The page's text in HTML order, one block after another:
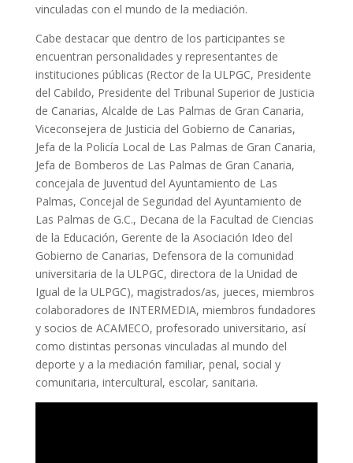
vinculadas con el mundo de la mediación.
Cabe destacar que dentro de los participantes se
encuentran personalidades y representantes de
instituciones públicas (Rector de la ULPGC, Presidente
del Cabildo, Presidente del Tribunal Superior de Justicia
de Canarias, Alcalde de Las Palmas de Gran Canaria,
Viceconsejera de Justicia del Gobierno de Canarias,
Jefa de la Policía Local de Las Palmas de Gran Canaria,
Jefa de Bomberos de Las Palmas de Gran Canaria,
concejala de Juventud del Ayuntamiento de Las
Palmas, Concejal de Seguridad del Ayuntamiento de
Las Palmas de G.C., Decana de la Facultad de Ciencias
de la Educación, Gerente de la Asociación Ideo del
Gobierno de Canarias, Defensora de la comunidad
universitaria de la ULPGC, directora de la Unidad de
Igual de la ULPGC), magistrados/as, jueces, miembros
colaboradores de INTERMEDIA, miembros fundadores
y socios de ACAMECO, profesorado universitario, así
como distintas personas vinculadas al mundo del
deporte y a la mediación familiar, penal, social y
comunitaria, intercultural, escolar, sanitaria.